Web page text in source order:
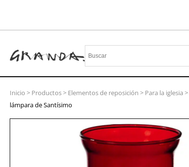
Inicio > Productos> Elementos de reposición > Para la iglesia >
lámpara de Santísimo